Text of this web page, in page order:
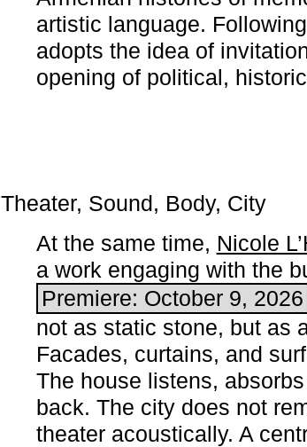
artistic language.
adopts the idea of
opening of political,
Theater, Sound, Body, City
At the same time, Nicole
a work engaging with the
Premiere: October 9, 2026
not as static stone, but as
Facades, curtains, and
The house listens,
back. The city does not
theater acoustically. A